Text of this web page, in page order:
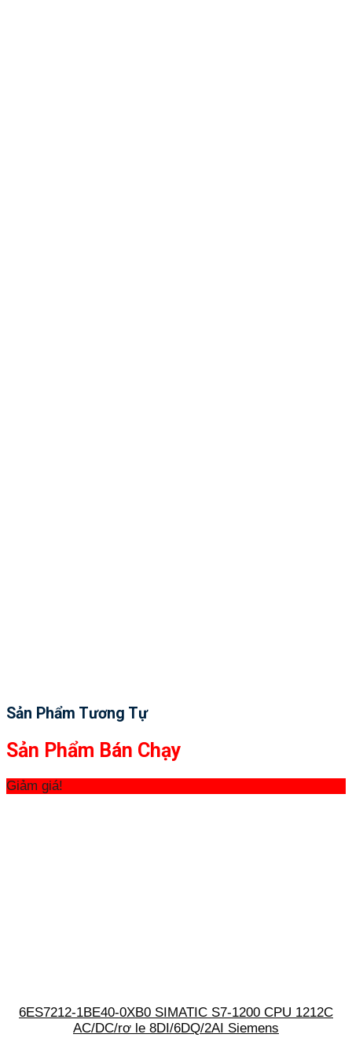
Sản Phẩm Tương Tự
Sản Phẩm Bán Chạy
Giảm giá!
6ES7212-1BE40-0XB0 SIMATIC S7-1200 CPU 1212C
AC/DC/rơ le 8DI/6DQ/2AI Siemens